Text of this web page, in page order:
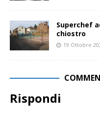
Superchef
chiostro
19 Ottobre
Rispondi